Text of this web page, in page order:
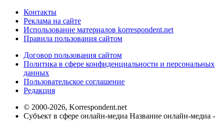
Контакты
Реклама на сайте
Использование материалов korrespondent.net
Правила пользования сайтом
Договор пользования сайтом
Политика в сфере конфиденциальности и персональных
данных
Пользовательское соглашение
Редакция
© 2000-2026, Korrespondent.net
Субъект в сфере онлайн-медиа Название онлайн-медиа -